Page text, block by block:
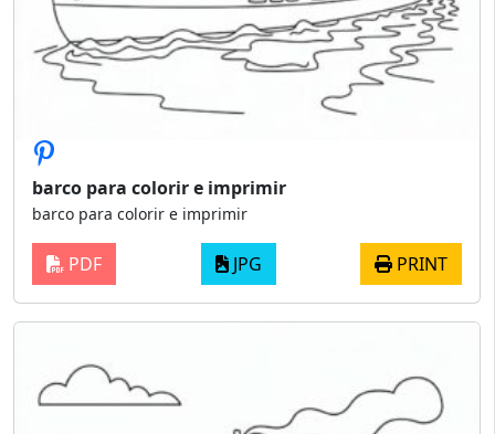
barco para colorir e imprimir
barco para colorir e imprimir
PDF JPG PRINT